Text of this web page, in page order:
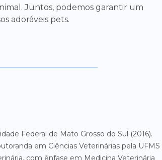
Juntos, podemos garantir um
adoráveis pets.
Federal de Mato Grosso do Sul (2016).
em Ciências Veterinárias pela UFMS
com ênfase em Medicina Veterinária